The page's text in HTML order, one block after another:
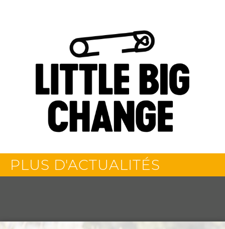
PLUS D'ACTUALITÉS